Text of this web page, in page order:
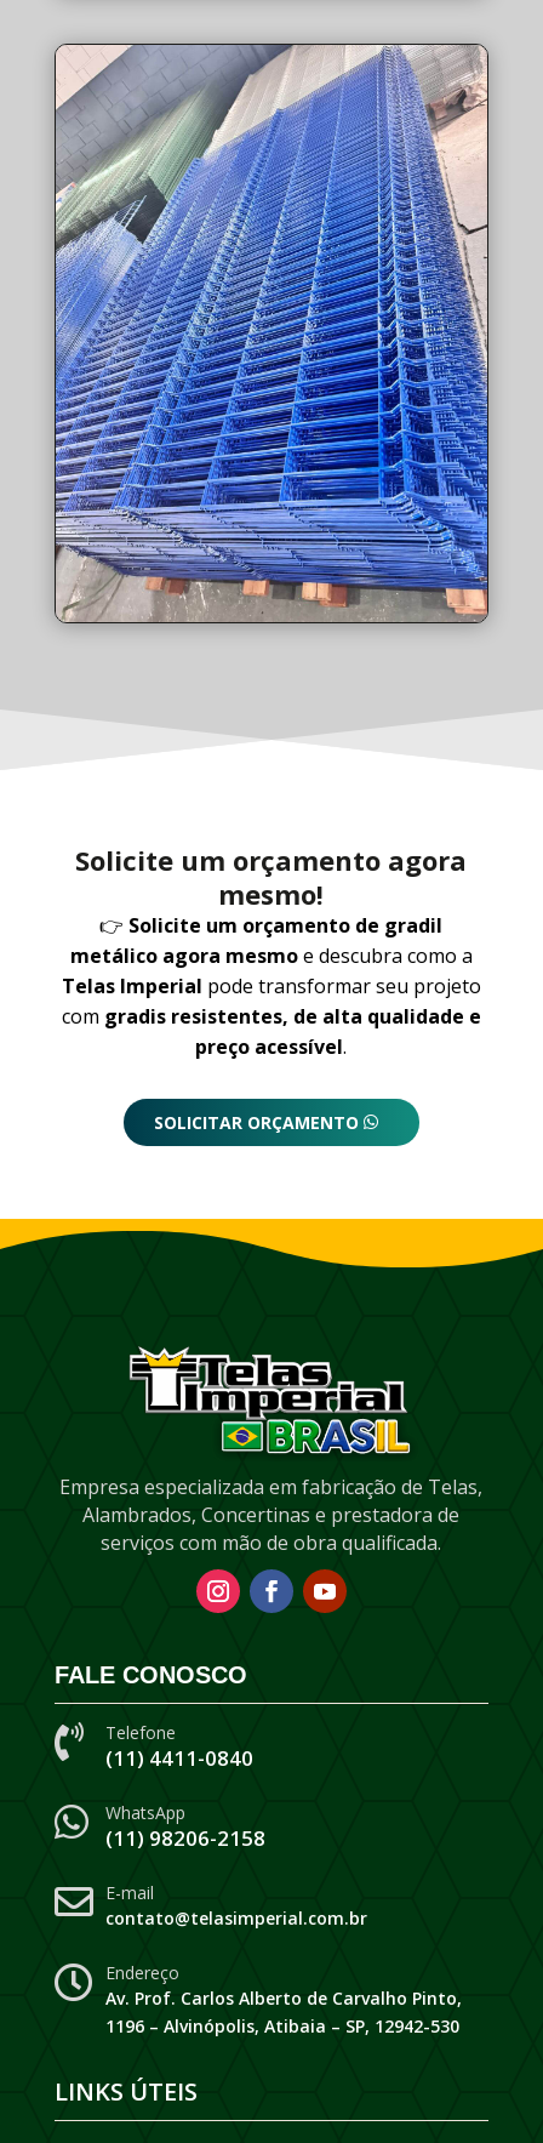
Solicite um orçamento agora
mesmo!
👉 Solicite um orçamento de gradil
metálico agora mesmoe descubra como a
Telas Imperial pode transformar seu projeto
com gradis resistentes, de alta qualidade e
preço acessível.
SOLICITAR ORÇAMENTO
Empresa especializada em fabricação de Telas,
Alambrados, Concertinas e prestadora de
serviços com mão de obra qualificada.
FALE CONOSCO
 Telefone
(11) 4411-0840
 WhatsApp
(11) 98206-2158
 E-mail
contato@telasimperial.com.br

Endereço
Av. Prof. Carlos Alberto de Carvalho Pinto,
1196 – Alvinópolis, Atibaia – SP, 12942-530
LINKS ÚTEIS